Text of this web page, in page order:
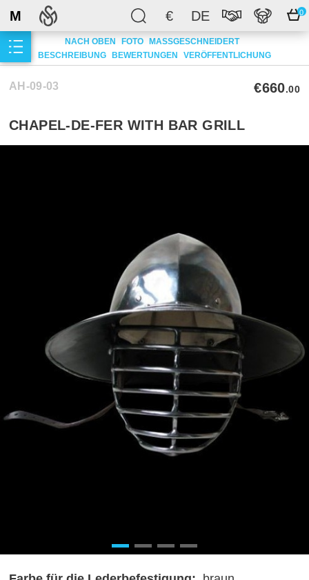
€ DE 0
M
NACH OBEN FOTO
MASSGESCHNEIDERT
BESCHREIBUNG BEWERTUNGEN VERÖFFENTLICHUNG
AH-09-03 €660.00
CHAPEL-DE-FER WITH BAR GRILL